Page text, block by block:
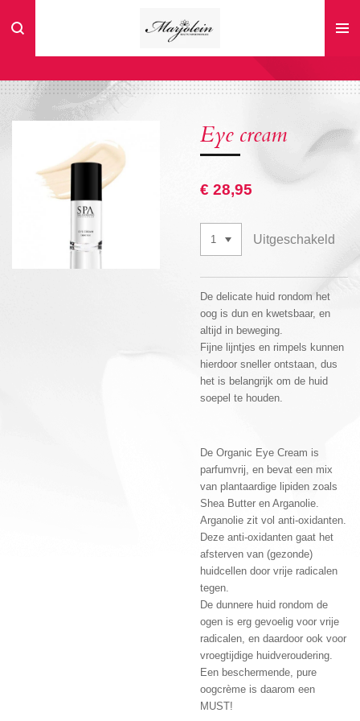
direct
hoofdinhoud
Eye cream
€ 28,95
Uitgeschakeld
De delicate huid rondom het
oog is dun en kwetsbaar, en
altijd in beweging.
Fijne lijntjes en rimpels kunnen
hierdoor sneller ontstaan, dus
het is belangrijk om de huid
soepel te houden.
De Organic Eye Cream is
parfumvrij, en bevat een mix
van plantaardige lipiden zoals
Shea Butter en Arganolie.
Arganolie zit vol anti-oxidanten.
Deze anti-oxidanten gaat het
afsterven van (gezonde)
huidcellen door vrije radicalen
tegen.
De dunnere huid rondom de
ogen is erg gevoelig voor vrije
radicalen, en daardoor ook voor
vroegtijdige huidveroudering.
Een beschermende, pure
oogcrème is daarom een
MUST!